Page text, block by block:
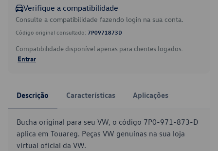
Verifique a compatibilidade
Consulte a compatibilidade fazendo login na sua conta.
Código original consultado: 7P0971873D
Compatibilidade disponível apenas para clientes logados.
Entrar
Descrição Características Aplicações
Bucha original para seu VW, o código 7P0-971-873-D
aplica em Touareg. Peças VW genuínas na sua loja
virtual oficial da VW.